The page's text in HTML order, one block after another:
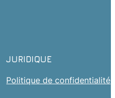
JURIDIQUE
Politique de confidentialité